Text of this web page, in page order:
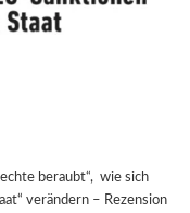
beraubt“, wie sich
verändern – Rezension